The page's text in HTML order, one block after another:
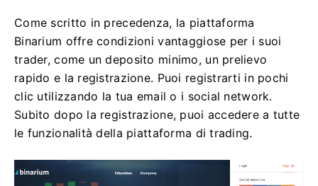
Come scritto in precedenza, la piattaforma
Binarium offre condizioni vantaggiose per i suoi
trader, come un deposito minimo, un prelievo
rapido e la registrazione. Puoi registrarti in pochi
clic utilizzando la tua email o i social network.
Subito dopo la registrazione, puoi accedere a tutte
le funzionalità della piattaforma di trading.